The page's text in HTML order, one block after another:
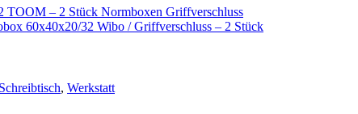
TOOM – 2 Stück Normboxen Griffverschluss
60x40x20/32 Wibo / Griffverschluss – 2 Stück
, Werkstatt